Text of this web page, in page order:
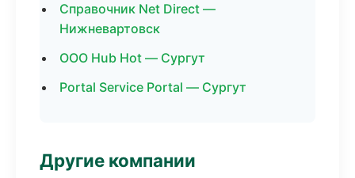
Справочник Net Direct —
Нижневартовск
ООО Hub Hot — Сургут
Portal Service Portal — Сургут
Другие компании